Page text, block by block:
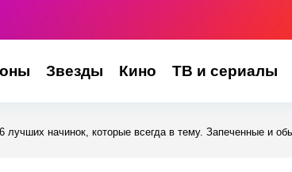
Звезды Кино ТВ и сериалы
лучших начинок, которые всегда в тему. Запеченные и